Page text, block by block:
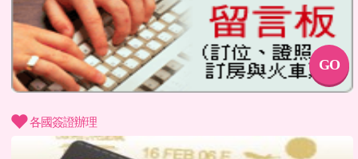
GO
c各國簽證辦理